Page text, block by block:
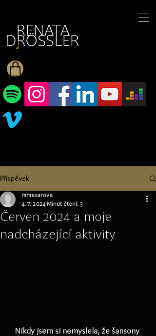
Příspěvek
Červen 2024 a moje
nadcházející aktivity
mmasarova
4. 7. 2024 Minut čtení: 3
Nikdy jsem si nemyslela, že šansony